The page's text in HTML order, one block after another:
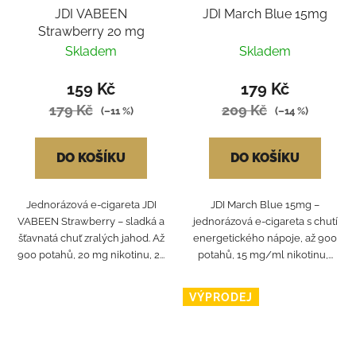
JDI VABEEN
Strawberry 20 mg
Skladem
159 Kč
179 Kč (–11 %)
DO KOŠÍKU
Jednorázová e-cigareta JDI
VABEEN Strawberry – sladká a
šťavnatá chuť zralých jahod. Až
900 potahů, 20 mg nikotinu, 2...
JDI March Blue 15mg
Skladem
179 Kč
209 Kč (–14 %)
DO KOŠÍKU
JDI March Blue 15mg –
jednorázová e-cigareta s chutí
energetického nápoje, až 900
potahů, 15 mg/ml nikotinu,...
VÝPRODEJ